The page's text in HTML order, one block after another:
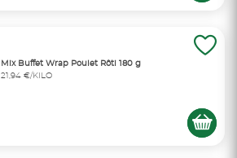
Mix Buffet Wrap Poulet Rôti 180 g
21,94 €/KILO